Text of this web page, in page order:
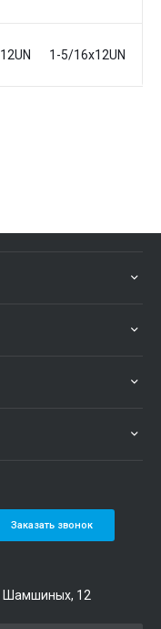
1-5/16x12UN
Заказать звонок
Шамшиных, 12